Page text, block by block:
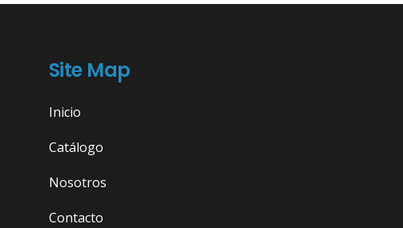
Site Map
Inicio
Catálogo
Nosotros
Contacto